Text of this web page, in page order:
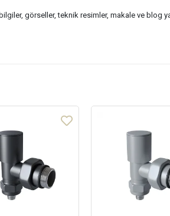
görseller, teknik resimler, makale ve blog